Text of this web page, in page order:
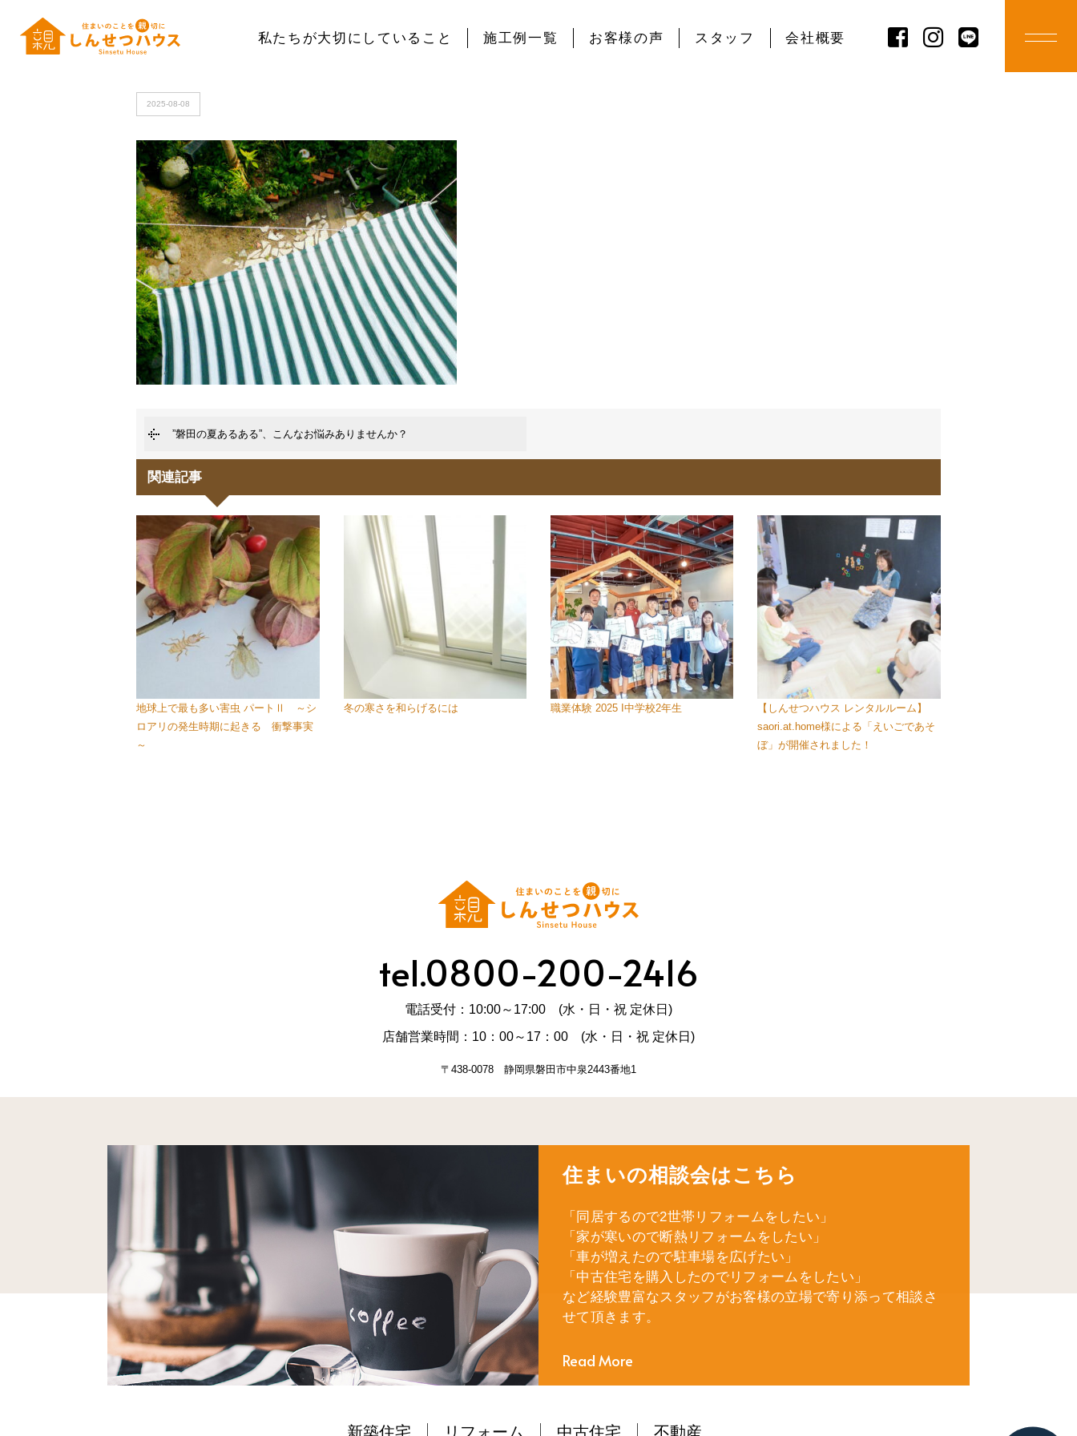
私たちが大切にしていること 施工例一覧 お客様の声 スタッフ 会社概要
HOME >3794181_m
2025-08-08
”磐田の夏あるある”、こんなお悩みありませんか？
関連記事
地球上で最も多い害虫 パートⅡ ～シ
ロアリの発生時期に起きる 衝撃事実
～
冬の寒さを和らげるには 職業体験 2025 I中学校2年生
【しんせつハウス レンタルルーム】
saori.at.home様による「えいごであそ
ぼ」が開催されました！
tel.0800-200-2416
電話受付：10:00～17:00 (水・日・祝 定休日)
店舗営業時間：10：00～17：00 (水・日・祝 定休日)
〒438-0078 静岡県磐田市中泉2443番地1
住まいの相談会はこちら
「同居するので2世帯リフォームをしたい」
「家が寒いので断熱リフォームをしたい」
「車が増えたので駐車場を広げたい」
「中古住宅を購入したのでリフォームをしたい」
など経験豊富なスタッフがお客様の立場で寄り添って相談さ
せて頂きます。
Read More
新築住宅 リフォーム 中古住宅 不動産